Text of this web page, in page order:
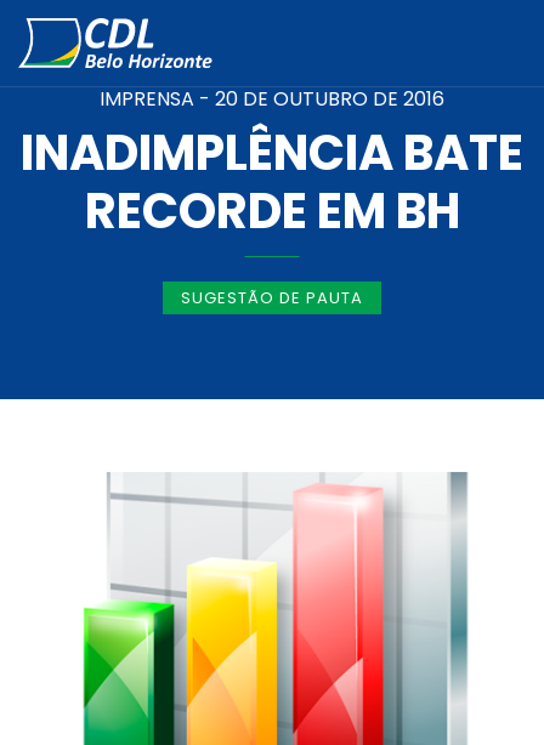
IMPRENSA - 20 DE OUTUBRO DE 2016
INADIMPLÊNCIA BATE
RECORDE EM BH
SUGESTÃO DE PAUTA